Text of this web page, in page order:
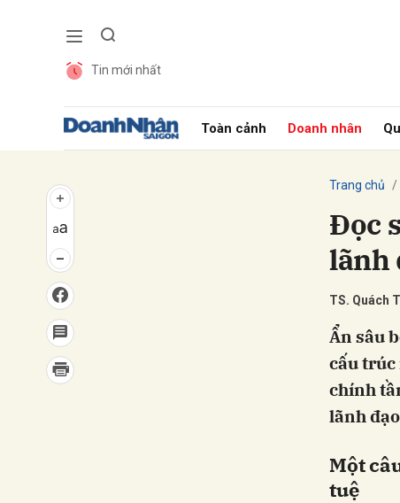
Tin mới nhất
Toàn cảnh Doanh nhân
Trang chủ
Đọc
lãnh
TS. Quách
Ẩn sâu
cấu trúc
chính
lãnh
Một
tuệ